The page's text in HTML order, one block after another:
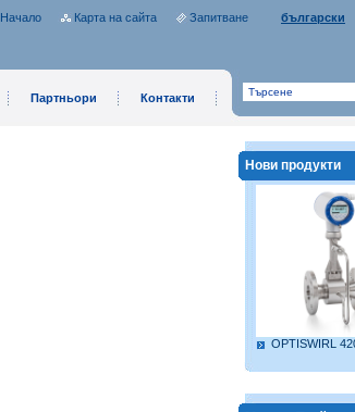
български
Запитване
Карта на сайта
Начало
Партньори Контакти
Нови продукти
OPTISWIRL